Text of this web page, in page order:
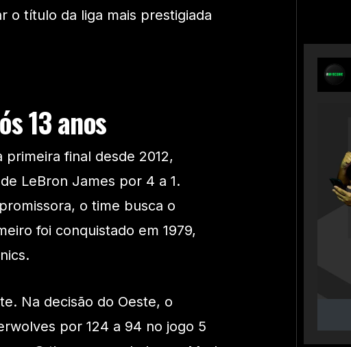
o título da liga mais prestigiada
13 anos
final desde 2012,
LeBron James por 4 a 1.
o time busca o
foi conquistado em 1979,
Na decisão do Oeste, o
por 124 a 94 no jogo 5